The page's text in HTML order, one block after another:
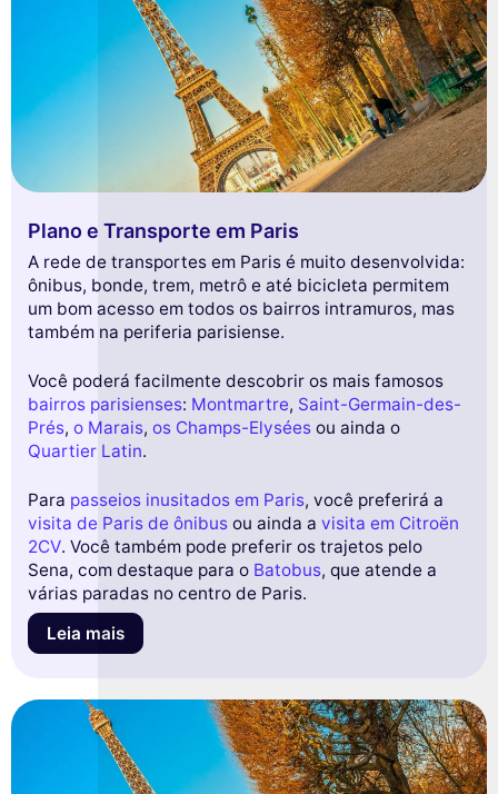
Plano e Transporte em Paris
A rede de transportes em Paris é muito desenvolvida:
ônibus, bonde, trem, metrô e até bicicleta permitem
um bom acesso em todos os bairros intramuros, mas
também na periferia parisiense.
Você poderá facilmente descobrir os mais famosos
bairros parisienses: Montmartre, Saint-Germain-des-
Prés, o Marais, os Champs-Elysées ou ainda o
Quartier Latin.
Para passeios inusitados em Paris, você preferirá a
visita de Paris de ônibus ou ainda a visita em Citroën
2CV. Você também pode preferir os trajetos pelo
Sena, com destaque para o Batobus, que atende a
várias paradas no centro de Paris.
Leia mais